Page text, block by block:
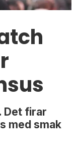
Det firar
med smak